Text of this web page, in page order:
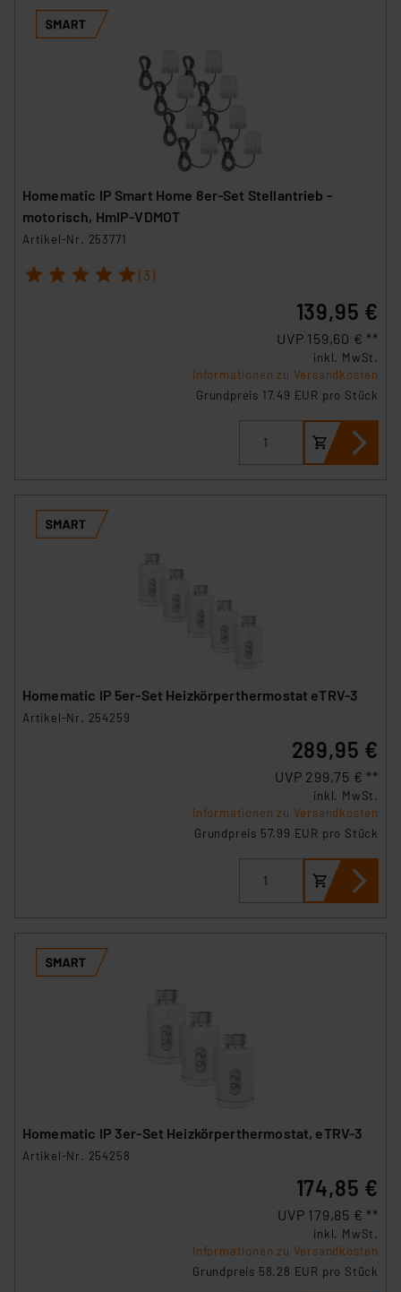
Homematic IP Smart Home 8er-Set Stellantrieb -
motorisch, HmIP-VDMOT
Artikel-Nr. 253771
1 2 3 4 5 (3)
139,95 €
UVP 159,60 € **
inkl. MwSt.
Informationen zu Versandkosten
Grundpreis 17.49 EUR pro Stück
Homematic IP 5er-Set Heizkörperthermostat eTRV-3
Artikel-Nr. 254259
289,95 €
UVP 299,75 € **
inkl. MwSt.
Informationen zu Versandkosten
Grundpreis 57.99 EUR pro Stück
Homematic IP 3er-Set Heizkörperthermostat, eTRV-3
Artikel-Nr. 254258
174,85 €
UVP 179,85 € **
inkl. MwSt.
Informationen zu Versandkosten
Grundpreis 58.28 EUR pro Stück